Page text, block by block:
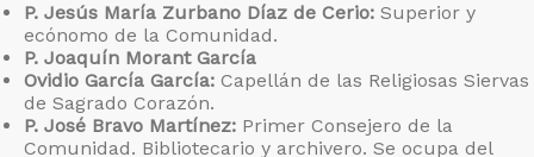
P. Jesús María Zurbano Díaz de Cerio: Superior y
ecónomo de la Comunidad.
P. Joaquín Morant García
Ovidio García García: Capellán de las Religiosas Siervas
de Sagrado Corazón.
P. José Bravo Martínez: Primer Consejero de la
Comunidad. Bibliotecario y archivero. Se ocupa del